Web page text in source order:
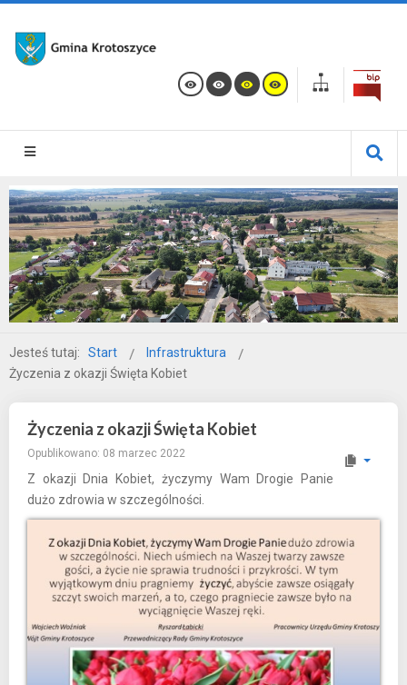
Jesteś tutaj: Start
Infrastruktura
Życzenia z okazji Święta Kobiet
Życzenia z okazji Święta Kobiet
Opublikowano: 08 marzec 2022
Z okazji Dnia Kobiet, życzymy Wam Drogie Panie
dużo zdrowia w szczególności.